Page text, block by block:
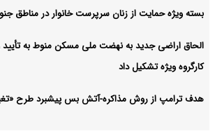
بسته ویژه حمایت از زنان سرپرست خانوار در مناطق
الحاق اراضی جدید به نهضت ملی مسکن منوط به
کارگروه ویژه تشکیل داد
هدف ترامپ از روش مذاکره-آتش بس پیشبرد طرح